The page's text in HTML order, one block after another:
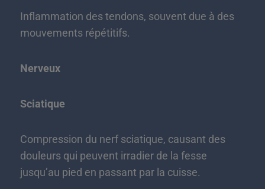
Inflammation des tendons, souvent due à des
mouvements répétitifs.
Nerveux
Sciatique
Compression du nerf sciatique, causant des
douleurs qui peuvent irradier de la fesse
jusqu’au pied en passant par la cuisse.